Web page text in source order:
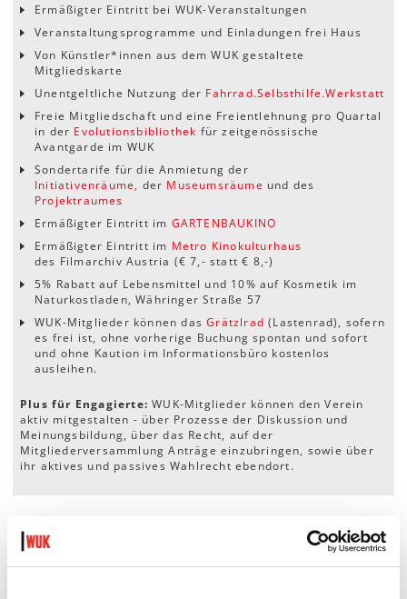
Ermäßigter Eintritt bei WUK-Veranstaltungen
Veranstaltungsprogramme und Einladungen frei Haus
Von Künstler*innen aus dem WUK gestaltete
Mitgliedskarte
Unentgeltliche Nutzung der Fahrrad.Selbsthilfe.Werkstatt
Freie Mitgliedschaft und eine Freientlehnung pro Quartal
in der Evolutionsbibliothek für zeitgenössische
Avantgarde im WUK
Sondertarife für die Anmietung der
Initiativenräume, der Museumsräume und des
Projektraumes
Ermäßigter Eintritt im GARTENBAUKINO
Ermäßigter Eintritt im Metro Kinokulturhaus
des Filmarchiv Austria (€ 7,- statt € 8,-)
5% Rabatt auf Lebensmittel und 10% auf Kosmetik im
Naturkostladen, Währinger Straße 57
WUK-Mitglieder können dasGrätzlrad(Lastenrad), sofern
es frei ist, ohne vorherige Buchung spontan und sofort
und ohne Kaution im Informationsbüro kostenlos
ausleihen.
Plus für Engagierte: WUK-Mitglieder können den Verein
aktiv mitgestalten - über Prozesse der Diskussion und
Meinungsbildung, über das Recht, auf der
Mitgliederversammlung Anträge einzubringen, sowie über
ihr aktives und passives Wahlrecht ebendort.
Ermäßigungen für Mitglieder im WUK